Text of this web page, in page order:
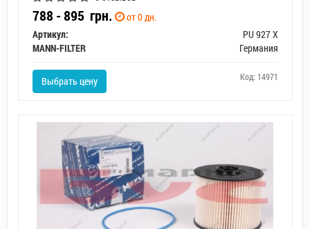
788 - 895 грн.
от 0 дн.
Артикул:
PU 927 X
MANN-FILTER
Германия
Выбрать цену Код: 14971